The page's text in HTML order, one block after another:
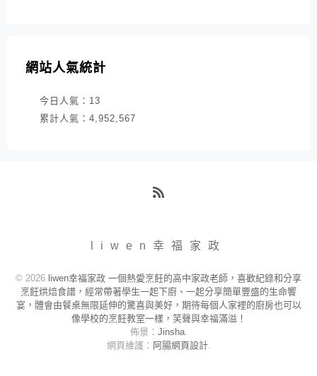
網站人氣統計
今日人氣： 13
累計人氣： 4,952,567
liwen幸福家政
© 2026 liwen幸福家政 一個熱愛烹飪的高中家政老師，喜歡紀錄和分享
烹飪烘焙食譜，經常帶著學生一起下廚、一起分享簡單豐盛的生命饗
宴，體會由餐桌無限延伸的驚喜與美好，期待每個人家裡的廚房也可以
像學校的烹飪教室一樣，笑聲與幸福滿溢！
佈景： Jinsha.
網頁維護： 阿腸網頁設計.